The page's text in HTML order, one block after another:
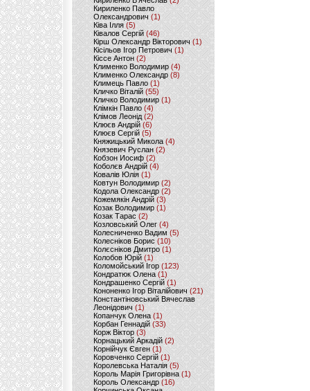
Кириленко Павло
Олександрович (1)
Ківа Ілля (5)
Ківалов Сергій(46)
Кірш Олександр Вікторович (1)
Кісільов Ігор Петрович (1)
Кіссе Антон (2)
Клименко Володимир(4)
Клименко Олександр (8)
Климець Павло (1)
Кличко Віталій(55)
Кличко Володимир (1)
Клімкін Павло (4)
Клімов Леонід(2)
Клюєв Андрій(6)
Клюєв Сергій (5)
Княжицький Микола(4)
Князевич Руслан (2)
Кобзон Иосиф(2)
Коболєв Андрій (4)
Ковалів Юлія(1)
Ковтун Володимир (2)
Кодола Олександр (2)
Кожемякін Андрій (3)
Козак Володимир (1)
Козак Тарас (2)
Козловський Олег(4)
Колесниченко Вадим (5)
Колесніков Борис (10)
Колєсніков Дмитро (1)
Колобов Юрій (1)
Коломойський Ігор (123)
Кондратюк Олена(1)
Кондрашенко Сергій (1)
Кононенко Ігор Віталійович (21)
Константіновський Вячеслав
Леонідович (1)
Копанчук Олена (1)
Корбан Геннадій (33)
Корж Віктор (3)
Корнацький Аркадій (2)
Корнійчук Євген (1)
Коровченко Сергій (1)
Королевська Наталія(5)
Король Марія Григорівна (1)
Король Олександр (16)